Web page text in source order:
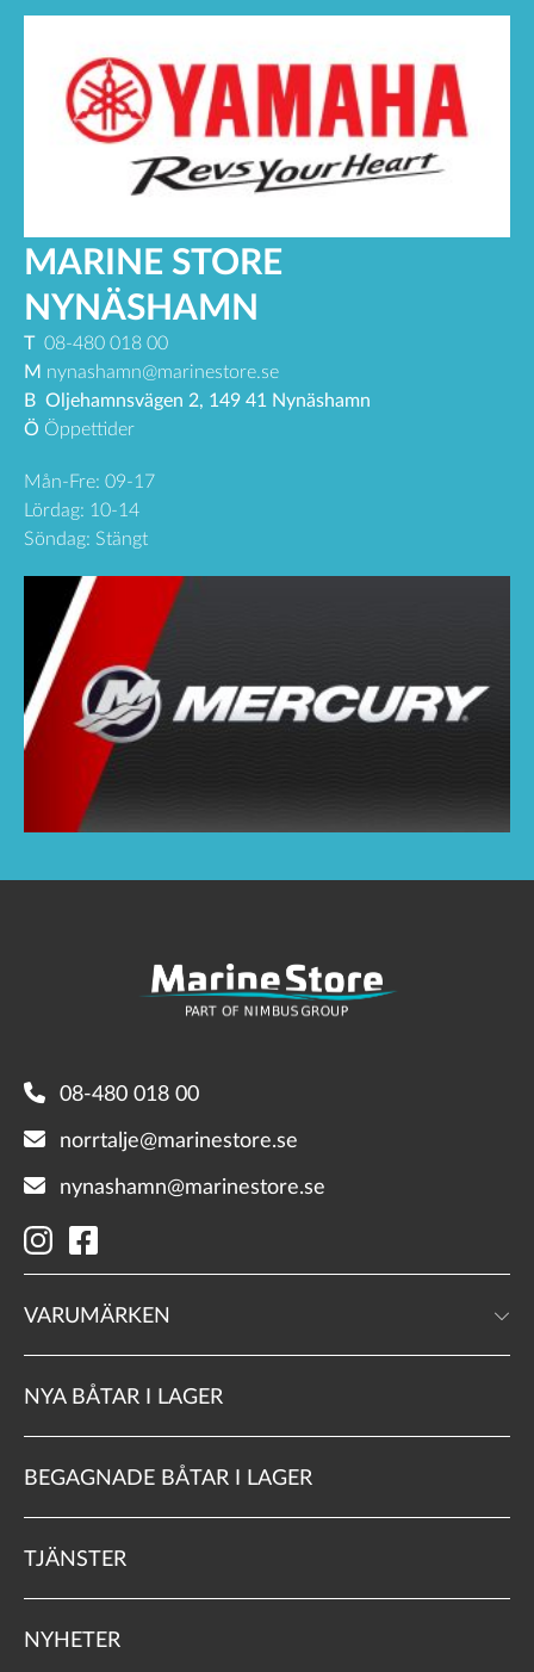
MARINE STORE
NYNÄSHAMN
T08-480 018 00
M nynashamn@marinestore.se
B Oljehamnsvägen 2, 149 41 Nynäshamn
Ö Öppettider
Mån-Fre: 09-17
Lördag: 10-14
Söndag: Stängt
08-480 018 00
norrtalje@marinestore.se
nynashamn@marinestore.se
VARUMÄRKEN
NYA BÅTAR I LAGER
BEGAGNADE BÅTAR I LAGER
TJÄNSTER
NYHETER